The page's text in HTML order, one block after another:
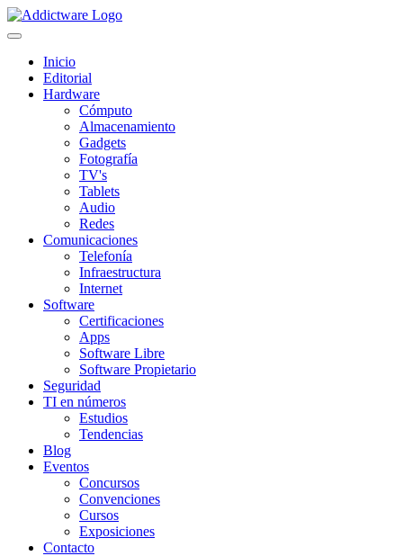
Inicio
Editorial
Hardware
Cómputo
Almacenamiento
Gadgets
Fotografía
TV's
Tablets
Audio
Redes
Comunicaciones
Telefonía
Infraestructura
Internet
Software
Certificaciones
Apps
Software Libre
Software Propietario
Seguridad
TI en números
Estudios
Tendencias
Blog
Eventos
Concursos
Convenciones
Cursos
Exposiciones
Contacto